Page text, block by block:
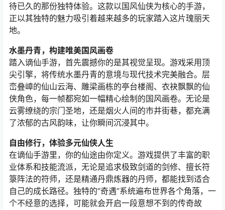
待已久的那份独特体验。这款以国风仙侠为核心的手游，
正以其独特的魅力吸引着越来越多的玩家踏入这片瑰丽天
地。
水墨丹青，构建唯美国风画卷
踏入谪仙手游，首先震撼你的是其视觉呈现。游戏采用顶
尖引擎，将传统水墨丹青的意境与现代技术完美融合。层
峦叠嶂的仙山云海、雕梁画栋的亭台楼阁、衣袂飘飘的仙
侠角色，每一帧都宛如一幅精心绘制的国风画卷。无论是
云雾缭绕的宗门圣地，还是烟火人间的市井街巷，都充满
了浓郁的古风韵味，让你瞬间沉浸其中。
自由修行，体验多元仙侠人生
在谪仙手游里，你的仙途由你定义。游戏提供了丰富的职
业体系和技能流派，无论是追求极致剑道的剑修、擅长符
箓阵法的符师，还是精通丹鼎炼器的丹师，都能找到适合
自己的成长路径。独特的“奇遇”系统遍布世界各个角落，一
个不经意的选择，可能就会开启一段意想不到的传奇故